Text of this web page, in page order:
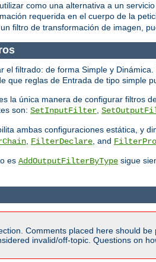
como una alternativa a un
requerida en el cuerpo de la
filtro de transformación de imagen,
el filtrado: de forma Simple y
que reglas de Entrada de tipo simple
la única manera de configurar filtros
son: SetInputFilter
ambas configuraciones estática, y
FilterDeclare , and
es AddOutputFilterByType sigue
Comments placed here should
invalid/off-topic. Questions on